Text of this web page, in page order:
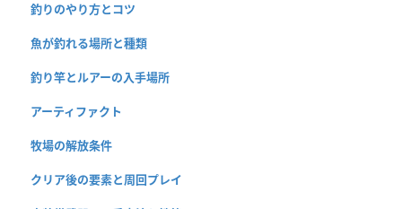
釣りのやり方とコツ
魚が釣れる場所と種類
釣り竿とルアーの入手場所
アーティファクト
牧場の解放条件
クリア後の要素と周回プレイ